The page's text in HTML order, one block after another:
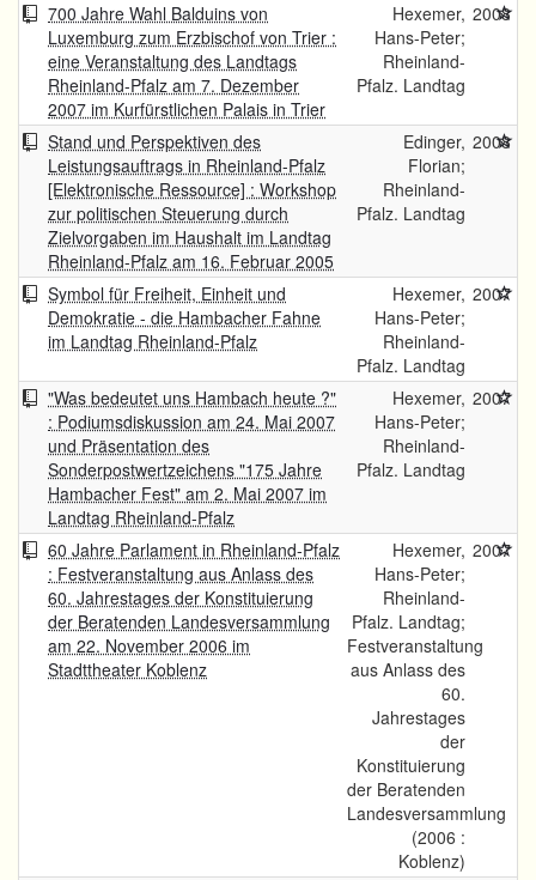
700 Jahre Wahl Balduins von
Luxemburg zum Erzbischof von Trier :
eine Veranstaltung des Landtags
Rheinland-Pfalz am 7. Dezember
2007 im Kurfürstlichen Palais in Trier
Hexemer,
Hans-Peter;
Rheinland-
Pfalz. Landtag
2008
Stand und Perspektiven des
Leistungsauftrags in Rheinland-Pfalz
[Elektronische Ressource] : Workshop
zur politischen Steuerung durch
Zielvorgaben im Haushalt im Landtag
Rheinland-Pfalz am 16. Februar 2005
Edinger,
Florian;
Rheinland-
Pfalz. Landtag
2008
Symbol für Freiheit, Einheit und
Demokratie - die Hambacher Fahne
im Landtag Rheinland-Pfalz
Hexemer,
Hans-Peter;
Rheinland-
Pfalz. Landtag
2007
"Was bedeutet uns Hambach heute ?"
: Podiumsdiskussion am 24. Mai 2007
und Präsentation des
Sonderpostwertzeichens "175 Jahre
Hambacher Fest" am 2. Mai 2007 im
Landtag Rheinland-Pfalz
Hexemer,
Hans-Peter;
Rheinland-
Pfalz. Landtag
2007
60 Jahre Parlament in Rheinland-Pfalz
: Festveranstaltung aus Anlass des
60. Jahrestages der Konstituierung
der Beratenden Landesversammlung
am 22. November 2006 im
Stadttheater Koblenz
Hexemer,
Hans-Peter;
Rheinland-
Pfalz. Landtag;
Festveranstaltung
aus Anlass des
60.
Jahrestages
der
Konstituierung
der Beratenden
Landesversammlung
(2006 :
Koblenz)
2007